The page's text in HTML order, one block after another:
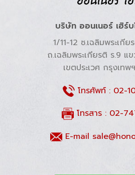
บริษัท ออนเนอร์ เฮิร์
1/11-12 ซ.เฉลิมพระเกี
ถ.เฉลิมพระเกียรติ ร.9 แ
เขตประเวศ กรุงเท
โทรศัพท์ : 02-
โทรสาร : 02-
E-mail